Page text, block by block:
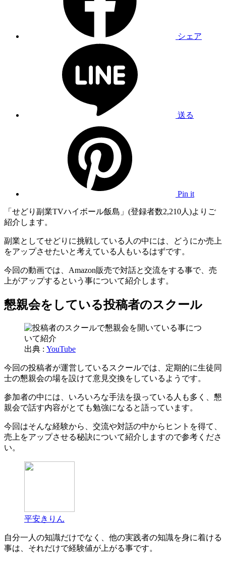
シェア
送る
Pin it
「せどり副業TVハイボール飯島」(登録者数2,210人)よりご
紹介します。
副業としてせどりに挑戦している人の中には、どうにか売上
をアップさせたいと考えている人もいるはずです。
今回の動画では、Amazon販売で対話と交流をする事で、売
上がアップするという事について紹介します。
懇親会をしている投稿者のスクール
出典 : YouTube
今回の投稿者が運営しているスクールでは、定期的に生徒同
士の懇親会の場を設けて意見交換をしているようです。
参加者の中には、いろいろな手法を扱っている人も多く、懇
親会で話す内容がとても勉強になると語っています。
今回はそんな経験から、交流や対話の中からヒントを得て、
売上をアップさせる秘訣について紹介しますので参考くださ
い。
平安きりん
自分一人の知識だけでなく、他の実践者の知識を身に着ける
事は、それだけで経験値が上がる事です。